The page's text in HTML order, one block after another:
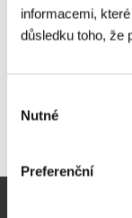
informacemi,
důsledku toho, že
souhlasu
Nutné
Preferenční